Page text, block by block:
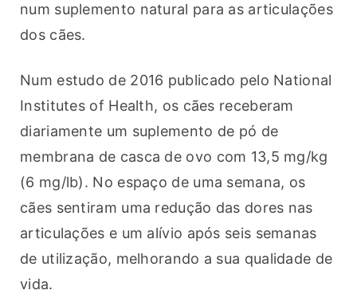
num suplemento natural para as articulações
dos cães.
Num estudo de 2016 publicado pelo National
Institutes of Health, os cães receberam
diariamente um suplemento de pó de
membrana de casca de ovo com 13,5 mg/kg
(6 mg/lb). No espaço de uma semana, os
cães sentiram uma redução das dores nas
articulações e um alívio após seis semanas
de utilização, melhorando a sua qualidade de
vida.